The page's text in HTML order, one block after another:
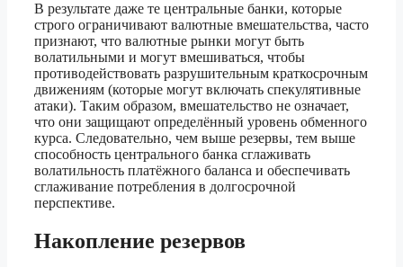
В результате даже те центральные банки, которые
строго ограничивают валютные вмешательства, часто
признают, что валютные рынки могут быть
волатильными и могут вмешиваться, чтобы
противодействовать разрушительным краткосрочным
движениям (которые могут включать спекулятивные
атаки). Таким образом, вмешательство не означает,
что они защищают определённый уровень обменного
курса. Следовательно, чем выше резервы, тем выше
способность центрального банка сглаживать
волатильность платёжного баланса и обеспечивать
сглаживание потребления в долгосрочной
перспективе.
Накопление резервов